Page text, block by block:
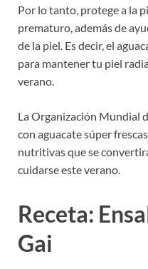
Por lo tanto, protege a la
prematuro, además de
de la piel. Es decir, el
para mantener tu piel
verano.
La Organización Mundial
con aguacate súper
nutritivas que se
cuidarse este verano.
Receta:
Gai